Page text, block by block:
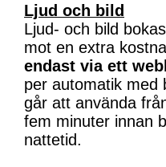
Ljud och bild
Ljud- och bild
mot en extra
endast via ett
per automatik med
går att använda
fem minuter innan
nattetid.